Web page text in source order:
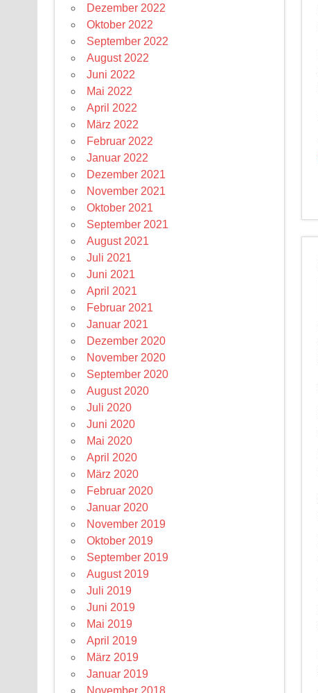
Dezember 2022
Oktober 2022
September 2022
August 2022
Juni 2022
Mai 2022
April 2022
März 2022
Februar 2022
Januar 2022
Dezember 2021
November 2021
Oktober 2021
September 2021
August 2021
Juli 2021
Juni 2021
April 2021
Februar 2021
Januar 2021
Dezember 2020
November 2020
September 2020
August 2020
Juli 2020
Juni 2020
Mai 2020
April 2020
März 2020
Februar 2020
Januar 2020
November 2019
Oktober 2019
September 2019
August 2019
Juli 2019
Juni 2019
Mai 2019
April 2019
März 2019
Januar 2019